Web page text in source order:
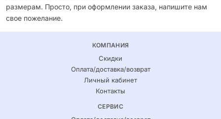
размерам. Просто, при оформлении заказа, напишите нам
свое пожелание.
КОМПАНИЯ
Скидки
Оплата/доставка/возврат
Личный кабинет
Контакты
СЕРВИС